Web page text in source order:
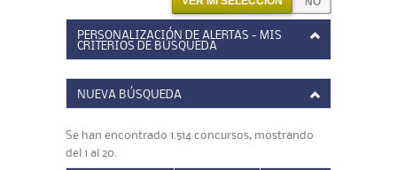
PERSONALIZACIÓN DE ALERTAS - MIS
CRITERIOS DE BÚSQUEDA
NUEVA BÚSQUEDA
Se han encontrado 1.514 concursos, mostrando
del 1 al 20.